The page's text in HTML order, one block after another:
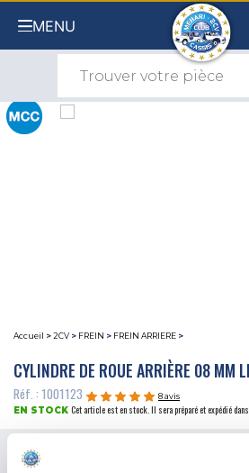
MENU
Accueil >2CV > FREIN > FREIN ARRIERE >
CYLINDRE DE ROUE ARRIÈRE 08 MM
Réf. : 1001123
8 avis
EN STOCK Cet article est en stock. Il sera préparé et expédié
Prix